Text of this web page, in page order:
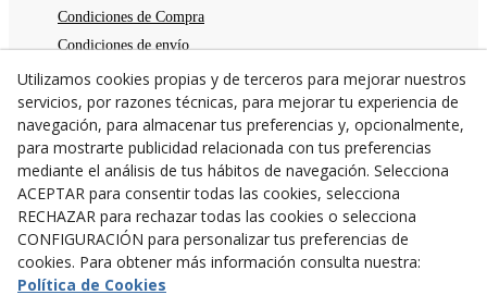
Condiciones de Compra
Condiciones de envío
Devoluciones
Aviso legal
Política de privacidad
Política de cookies
TE ESPERAMOS
C/Santa Anna nº 7
25300 Tárrega ( Lleida) España
973 31 04 47
Utilizamos cookies propias y de terceros para mejorar nuestros
servicios, por razones técnicas, para mejorar tu experiencia de
navegación, para almacenar tus preferencias y, opcionalmente,
para mostrarte publicidad relacionada con tus preferencias
mediante el análisis de tus hábitos de navegación. Selecciona
ACEPTAR para consentir todas las cookies, selecciona
RECHAZAR para rechazar todas las cookies o selecciona
CONFIGURACIÓN para personalizar tus preferencias de
cookies. Para obtener más información consulta nuestra:
Política de Cookies